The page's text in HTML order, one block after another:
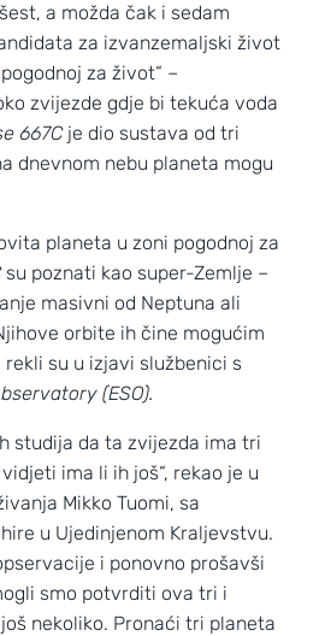
a možda čak i sedam
za izvanzemaljski život
za život“ –
zvijezde gdje bi tekuća voda
667Cje dio sustava od tri
dnevnom nebu planeta mogu
planeta u zoni pogodnoj za
su poznati kao super-Zemlje –
masivni od Neptuna ali
orbite ih čine mogućim
su u izjavi službenici s
(ESO).
studija da ta zvijezda ima tri
ima li ih još“, rekao je u
Mikko Tuomi, sa
u Ujedinjenom Kraljevstvu.
i ponovno prošavši
smo potvrditi ova tri i
nekoliko. Pronaći tri planeta